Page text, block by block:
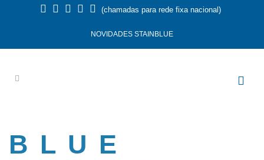
(chamadas para rede fixa nacional)
NOVIDADES STAINBLUE
BLUE